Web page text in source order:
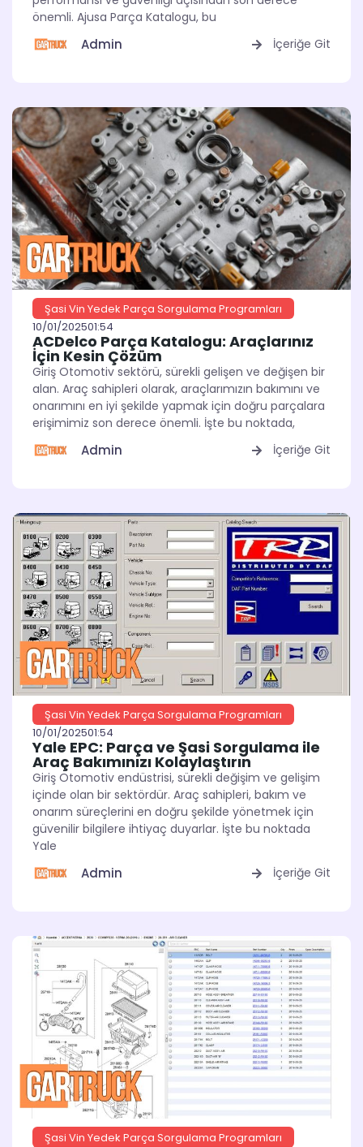
önemli. Ajusa Parça Katalogu, bu
Admin İçeriğe Git
Şasi Vin Yedek Parça Sorgulama Programları
10/01/202501:54
ACDelco Parça Katalogu: Araçlarınız
İçin Kesin Çözüm
Giriş Otomotiv sektörü, sürekli gelişen ve değişen bir
alan. Araç sahipleri olarak, araçlarımızın bakımını ve
onarımını en iyi şekilde yapmak için doğru parçalara
erişimimiz son derece önemli. İşte bu noktada,
Admin İçeriğe Git
Şasi Vin Yedek Parça Sorgulama Programları
10/01/202501:54
Yale EPC: Parça ve Şasi Sorgulama ile
Araç Bakımınızı Kolaylaştırın
Giriş Otomotiv endüstrisi, sürekli değişim ve gelişim
içinde olan bir sektördür. Araç sahipleri, bakım ve
onarım süreçlerini en doğru şekilde yönetmek için
güvenilir bilgilere ihtiyaç duyarlar. İşte bu noktada
Yale
Admin İçeriğe Git
Şasi Vin Yedek Parça Sorgulama Programları